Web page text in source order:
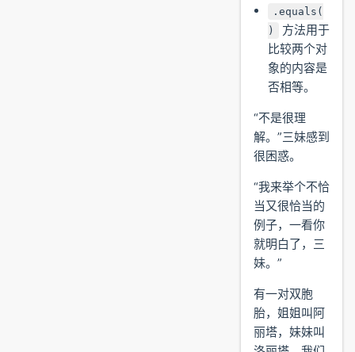
.equals(
)
方法用于
比较两个对
象的内容是
否相等。
“不是很理
解。”三妹感到
很困惑。
“我来举个不恰
当又很恰当的
例子，一看你
就明白了，三
妹。”
有一对双胞
胎，姐姐叫阿
丽塔，妹妹叫